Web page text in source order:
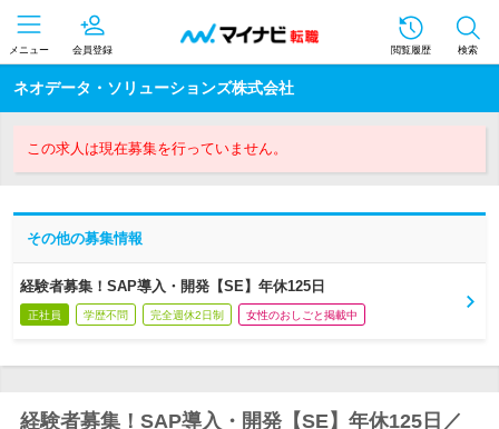
メニュー 会員登録 閲覧履歴 検索
ネオデータ・ソリューションズ株式会社
この求人は現在募集を行っていません。
その他の募集情報
経験者募集！SAP導入・開発【SE】年休125日
正社員 学歴不問 完全週休2日制 女性のおしごと掲載中
経験者募集！SAP導入・開発【SE】年休125日／